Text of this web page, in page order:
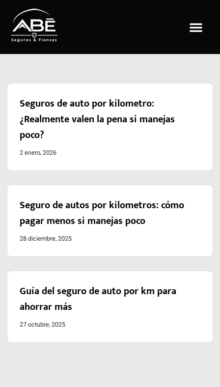
Saltar
al
Seguros de auto por kilometro:
¿Realmente valen la pena si manejas
poco?
2 enero, 2026
Seguro de autos por kilometros: cómo
pagar menos si manejas poco
28 diciembre, 2025
Guía del seguro de auto por km para
ahorrar más
27 octubre, 2025